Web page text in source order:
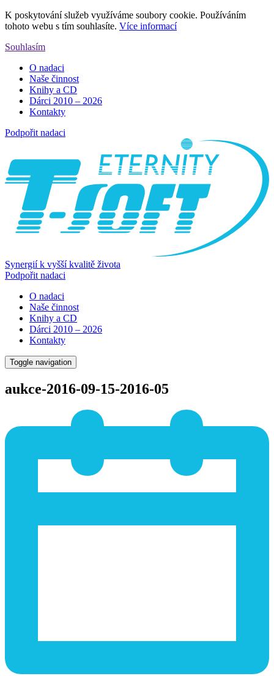
K poskytování služeb využíváme soubory cookie. Používáním
tohoto webu s tím souhlasíte. Více informací
Souhlasím
O nadaci
Naše činnost
Knihy a CD
Dárci 2010 – 2026
Kontakty
Podpořit nadaci
Synergií k vyšší kvalitě života
Podpořit nadaci
O nadaci
Naše činnost
Knihy a CD
Dárci 2010 – 2026
Kontakty
Toggle navigation
aukce-2016-09-15-2016-05